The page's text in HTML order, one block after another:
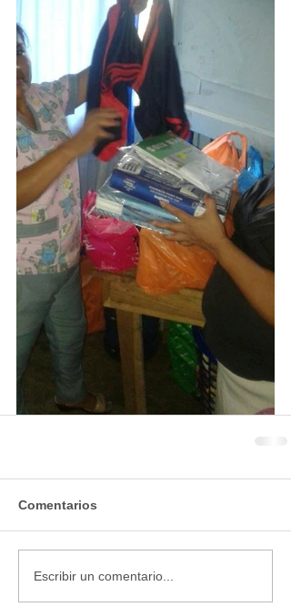
Comentarios
Escribir un comentario...